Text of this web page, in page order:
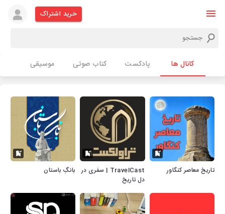
خرید اشتراک
کانال ها پادکست کتاب صوتی موسیقی
تاریخ معاصر کنگاور
TravelCast | سفری در
دل تاریخ
بانگِ باستان